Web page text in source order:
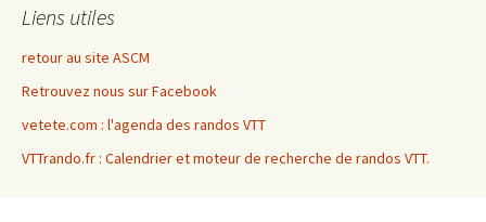
Liens utiles
retour au site ASCM
Retrouvez nous sur Facebook
vetete.com : l'agenda des randos VTT
VTTrando.fr : Calendrier et moteur de recherche de randos VTT.